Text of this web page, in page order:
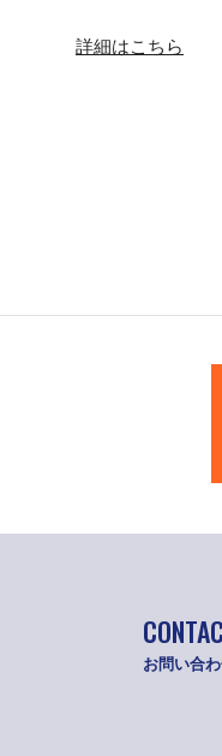
詳細はこちら
お問い合